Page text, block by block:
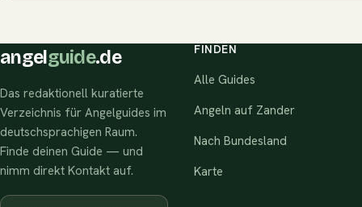
angel guide.de
Das redaktionell kuratierte
Verzeichnis für Angelguides im
deutschsprachigen Raum.
Finde deinen Guide — und
nimm direkt Kontakt auf.
FINDEN
Alle Guides
Angeln auf Zander
Nach Bundesland
Karte